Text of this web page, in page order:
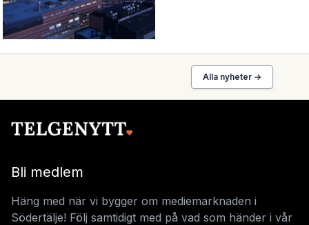
Alla nyheter →
Bli medlem
Häng med när vi bygger om mediemarknaden i
Södertälje! Följ samtidigt med på vad som händer i vår